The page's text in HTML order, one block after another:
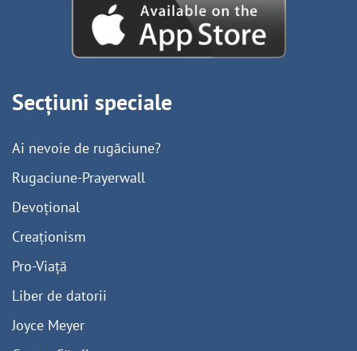
Secțiuni speciale
Ai nevoie de rugăciune?
Rugaciune-Prayerwall
Devoțional
Creaționism
Pro-Viață
Liber de datorii
Joyce Meyer